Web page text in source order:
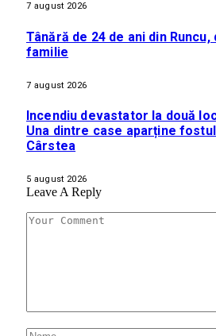
7 august 2026
Tânără de 24 de ani din
familie
7 august 2026
Incendiu devastator la două
Una dintre case aparține
Cârstea
5 august 2026
Leave A Reply